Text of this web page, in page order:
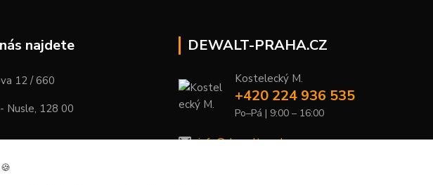
najdete
12 / 660
Nusle, 128 00
DEWALT-PRAHA.CZ
Kostelecký M.
+420 224 936 535
Po–Pá | 9:00 – 16:00
info@dewalt-praha.cz
🍪